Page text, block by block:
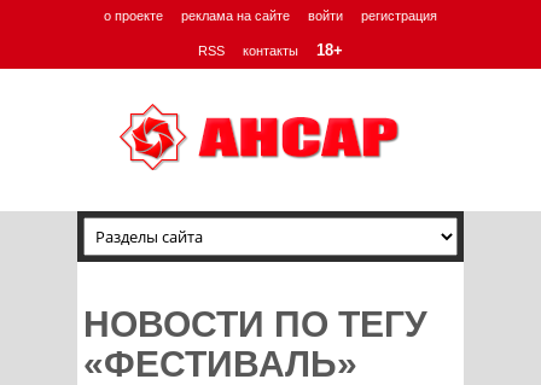
о проекте реклама на сайте войти регистрация
RSS контакты 18+
НОВОСТИ ПО ТЕГУ
«ФЕСТИВАЛЬ»